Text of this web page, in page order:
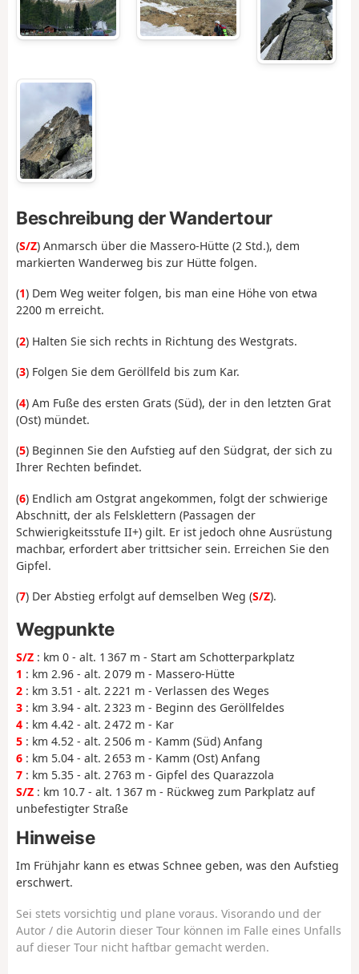
Beschreibung der Wandertour
(S/Z) Anmarsch über die Massero-Hütte (2 Std.), dem
markierten Wanderweg bis zur Hütte folgen.
(1) Dem Weg weiter folgen, bis man eine Höhe von etwa
2200 m erreicht.
(2) Halten Sie sich rechts in Richtung des Westgrats.
(3) Folgen Sie dem Geröllfeld bis zum Kar.
(4) Am Fuße des ersten Grats (Süd), der in den letzten Grat
(Ost) mündet.
(5) Beginnen Sie den Aufstieg auf den Südgrat, der sich zu
Ihrer Rechten befindet.
(6) Endlich am Ostgrat angekommen, folgt der schwierige
Abschnitt, der als Felsklettern (Passagen der
Schwierigkeitsstufe II+) gilt. Er ist jedoch ohne Ausrüstung
machbar, erfordert aber trittsicher sein. Erreichen Sie den
Gipfel.
(7) Der Abstieg erfolgt auf demselben Weg (S/Z).
Wegpunkte
S/Z : km 0 - alt. 1 367 m - Start am Schotterparkplatz
1 : km 2.96 - alt. 2 079 m - Massero-Hütte
2 : km 3.51 - alt. 2 221 m - Verlassen des Weges
3 : km 3.94 - alt. 2 323 m - Beginn des Geröllfeldes
4 : km 4.42 - alt. 2 472 m - Kar
5 : km 4.52 - alt. 2 506 m - Kamm (Süd) Anfang
6 : km 5.04 - alt. 2 653 m - Kamm (Ost) Anfang
7 : km 5.35 - alt. 2 763 m - Gipfel des Quarazzola
S/Z : km 10.7 - alt. 1 367 m - Rückweg zum Parkplatz auf
unbefestigter Straße
Hinweise
Im Frühjahr kann es etwas Schnee geben, was den Aufstieg
erschwert.
Sei stets vorsichtig und plane voraus. Visorando und der
Autor / die Autorin dieser Tour können im Falle eines Unfalls
auf dieser Tour nicht haftbar gemacht werden.